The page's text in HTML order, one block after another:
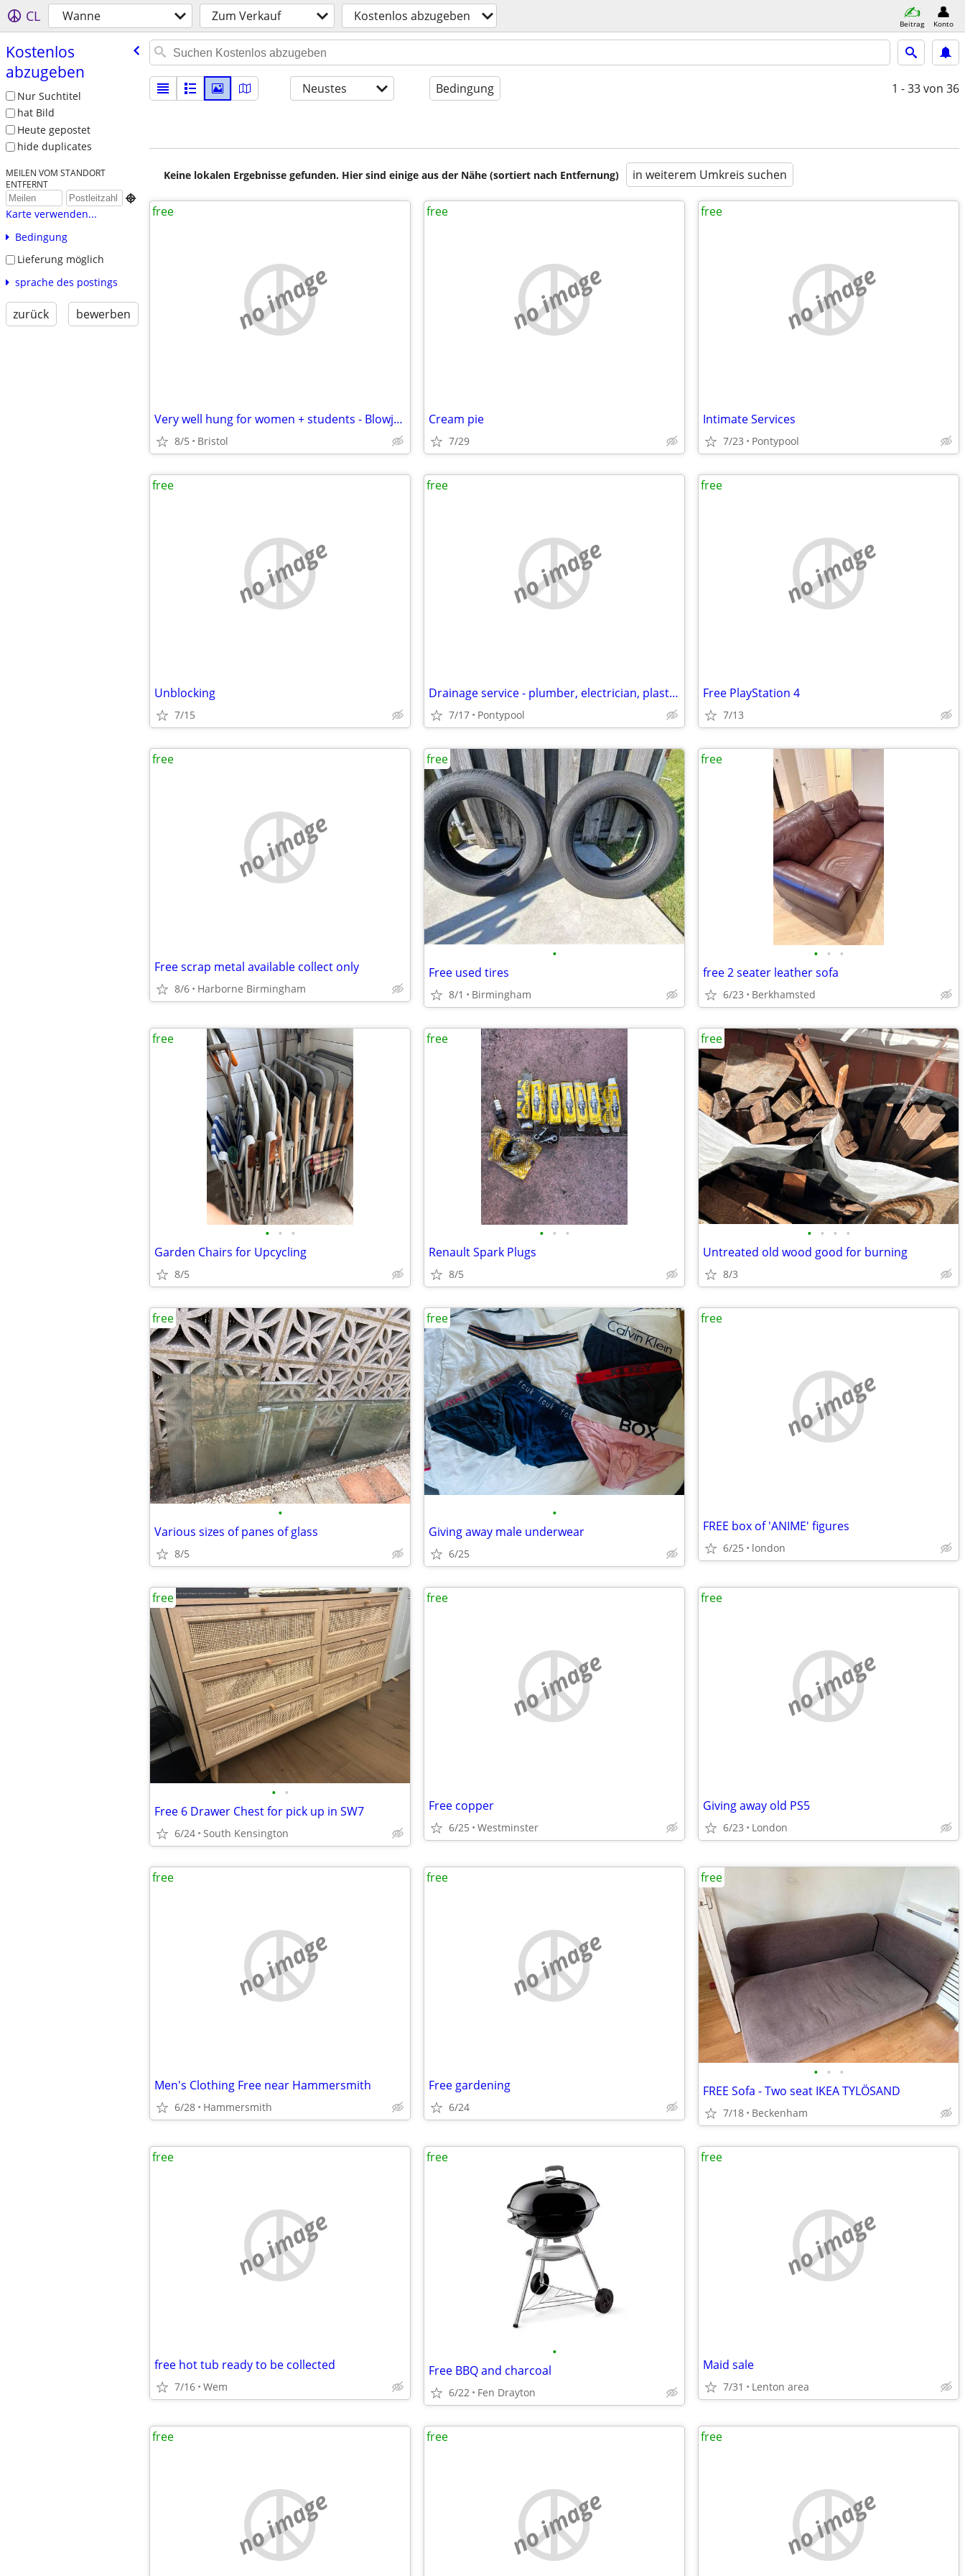
CL Wanne Zum Verkauf Kostenlos abzugeben Beitrag Konto
Kostenlos
abzugeben
Nur Suchtitel
hat Bild
Heute gepostet
hide duplicates
MEILEN VOM STANDORT
ENTFERNT

Karte verwenden...
Bedingung
Lieferung möglich
sprache des postings
zurück bewerben
Neustes Bedingung 1 - 33von 36
Keine lokalen Ergebnisse gefunden. Hier sind einige aus der Nähe (sortiert nach Entfernung) in weiterem Umkreis suchen
no image
Very well hung for women + students - Blowjobs full sex or anal
8/5 Bristol
free
no image
Cream pie
7/29
free
no image
Intimate Services
7/23 Pontypool
free
no image
Unblocking
7/15
free
no image
Drainage service - plumber, electrician, plasterer
7/17 Pontypool
free
no image
Free PlayStation 4
7/13
free
no image
Free scrap metal available collect only
8/6 Harborne Birmingham
free
•
Free used tires
8/1 Birmingham
free
• • •
free 2 seater leather sofa
6/23 Berkhamsted
free
• • •
Garden Chairs for Upcycling
8/5
free
• • •
Renault Spark Plugs
8/5
free
• • • •
Untreated old wood good for burning
8/3
free
•
Various sizes of panes of glass
8/5
free
•
Giving away male underwear
6/25
free
no image
FREE box of 'ANIME' figures
6/25 london
free
• •
Free 6 Drawer Chest for pick up in SW7
6/24 South Kensington
free
no image
Free copper
6/25 Westminster
free
no image
Giving away old PS5
6/23 London
free
no image
Men's Clothing Free near Hammersmith
6/28 Hammersmith
free
no image
Free gardening
6/24
free
• • •
FREE Sofa - Two seat IKEA TYLÖSAND
7/18 Beckenham
free
no image
free hot tub ready to be collected
7/16 Wem
free
•
Free BBQ and charcoal
6/22 Fen Drayton
free
no image
Maid sale
7/31 Lenton area
free
no image
free
no image
free
no image
free